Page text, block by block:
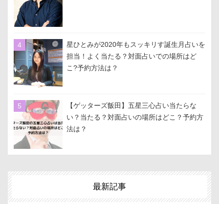
星ひとみが2020年もスッキリす誕生月占いを
担当！よく当たる？対面占いでの場所はど
こ?予約方法は？
【ゲッターズ飯田】五星三心占い当たらな
い？当たる？対面占いの場所はどこ？予約方
法は？
最新記事